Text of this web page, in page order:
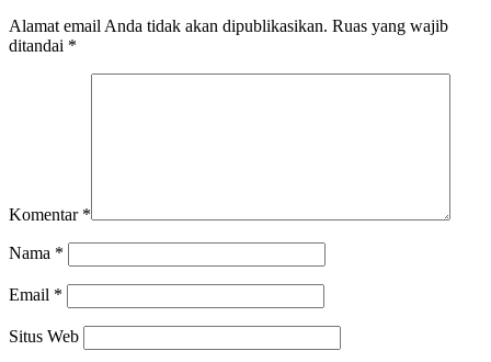
Alamat email Anda tidak akan dipublikasikan. Ruas yang wajib
ditandai *
Komentar *
Nama *
Email *
Situs Web